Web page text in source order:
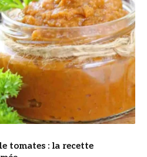
tomates : la recette